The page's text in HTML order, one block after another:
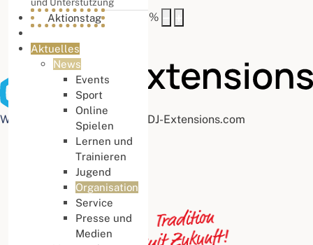
Buchstabenabstand
%
Web Accessibility plugin by DJ-Extensions.com
Aktionstag
Aktuelles
News
Events
Sport
Online
Spielen
Lernen und
Trainieren
Jugend
Organisation
Service
Presse und
Medien